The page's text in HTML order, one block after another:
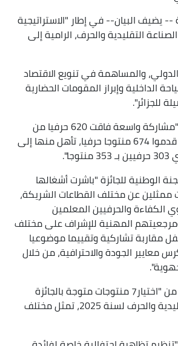
يضيف البيان-- في إطار "الاستراتيجية
التقليدية والحرف، الرامية إلى
والمساهمة في تنويع الاقتصاد
الداخلية وإبراز المقومات الحضارية
للجزائر".
وعرفت هذه الطبعة، "مشاركة واسعة فاقت 620 حرفيا من
مختلف ولايات الوطن، قدموا 674 منتوجا حرفيا، تأهل منها إلى
الوطنية للجائزة "باشرت أشغالها
عن مختلف القطاعات الشريكة،
والحرفيين المعلمين
المهنية للإشراف على مختلف
مقاربة تشاركية وتقييما موضوعيا
الجودة والاحترافية، من خلال
ومكنت هذه العملية من "اختيار7 منتوجات متوجة بالجائزة
الوطنية للصناعة التقليدية والحرف لسنة 2025، تمثل مختلف